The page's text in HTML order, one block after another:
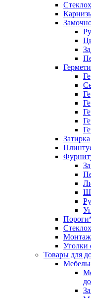
Затирка
Уголки
Товары для